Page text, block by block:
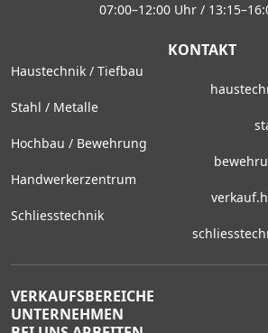
07:00–12:00 Uhr /
KONTAKT
Haustechnik / Tiefbau
Stahl / Metalle
Hochbau / Bewehrung
Handwerkerzentrum
Schliesstechnik
VERKAUFSBEREICHE
UNTERNEHMEN